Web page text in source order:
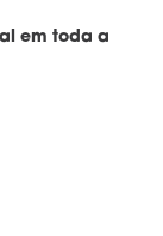
em toda a